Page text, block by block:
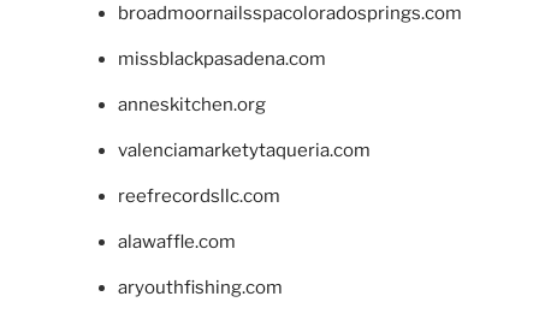
broadmoornailsspacoloradosprings.com
missblackpasadena.com
anneskitchen.org
valenciamarketytaqueria.com
reefrecordsllc.com
alawaffle.com
aryouthfishing.com